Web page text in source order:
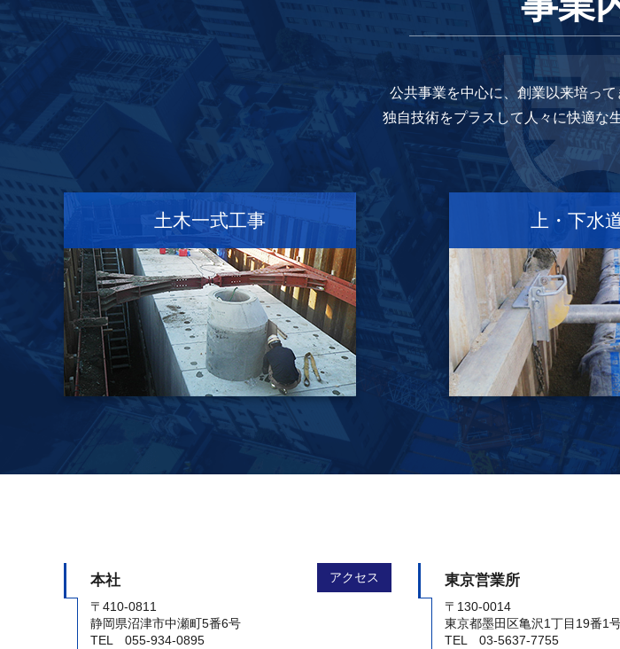
公共事業を中心に、 創業以来培っ
独自技術をプラスして 人々に快適な
土木一式工事 上・下水
本社
〒410-0811
静岡県沼津市中瀬町5番6号
TEL 055-934-0895
アクセス 東京営業所
〒130-0014
東京都墨田区亀沢1丁目19番1
TEL 03-5637-7755